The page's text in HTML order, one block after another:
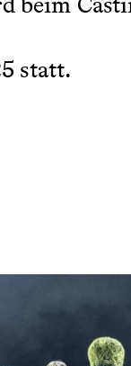
statt.